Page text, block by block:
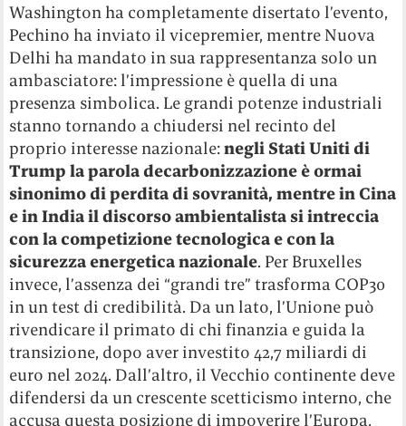
Washington ha completamente disertato l’evento,
Pechino ha inviato il vicepremier, mentre Nuova
Delhi ha mandato in sua rappresentanza solo un
ambasciatore: l’impressione è quella di una
presenza simbolica. Le grandi potenze industriali
stanno tornando a chiudersi nel recinto del
proprio interesse nazionale:negli Stati Uniti di
Trump la parola decarbonizzazione è ormai
sinonimo di perdita di sovranità, mentre in Cina
e in India il discorso ambientalista si intreccia
con la competizione tecnologica e con la
sicurezza energetica nazionale. Per Bruxelles
invece, l’assenza dei “grandi tre” trasforma COP30
in un test di credibilità. Da un lato, l’Unione può
rivendicare il primato di chi finanzia e guida la
transizione, dopo aver investito 42,7 miliardi di
euro nel 2024. Dall’altro, il Vecchio continente deve
difendersi da un crescente scetticismo interno, che
accusa questa posizione di impoverire l’Europa,